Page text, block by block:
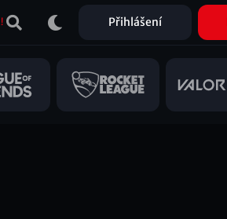
Přihlášení